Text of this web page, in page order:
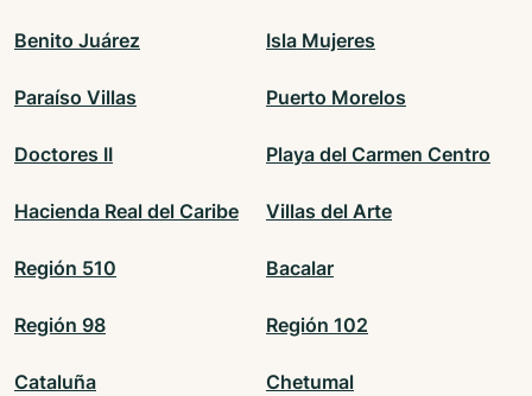
Benito Juárez Isla Mujeres
Paraíso Villas Puerto Morelos
Doctores II Playa del Carmen Centro
Hacienda Real del Caribe Villas del Arte
Región 510 Bacalar
Región 98 Región 102
Cataluña Chetumal